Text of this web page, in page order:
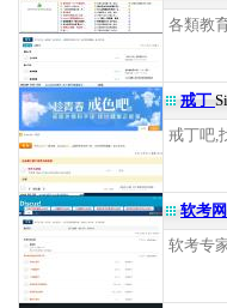
各類教
戒丁
戒丁吧,
软考
软考专